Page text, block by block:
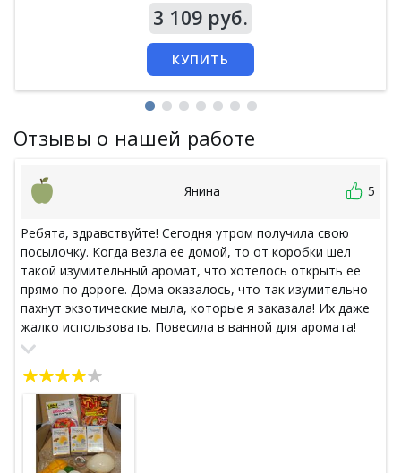
3 109 руб.
КУПИТЬ
Отзывы о нашей работе
Янина 5
Ребята, здравствуйте! Сегодня утром получила свою
посылочку. Когда везла ее домой, то от коробки шел
такой изумительный аромат, что хотелось открыть ее
прямо по дороге. Дома оказалось, что так изумительно
пахнут экзотические мыла, которые я заказала! Их даже
жалко использовать. Повесила в ванной для аромата!
Это просто супер! Все остальное то-же очень
очень насыщенная! Большое вам спасибо! Настроение
просто праздничное!